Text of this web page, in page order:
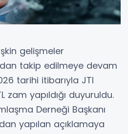
gelişmeler
takip edilmeye devam
tarihi itibarıyla JTI
yapıldığı duyuruldu.
Derneği Başkanı
yapılan açıklamaya